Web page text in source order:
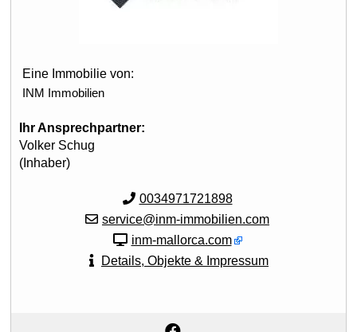
Eine Immobilie von:
INM Immobilien
Ihr Ansprechpartner:
Volker Schug
(Inhaber)
0034971721898
service@inm-immobilien.com
inm-mallorca.com
Details, Objekte & Impressum